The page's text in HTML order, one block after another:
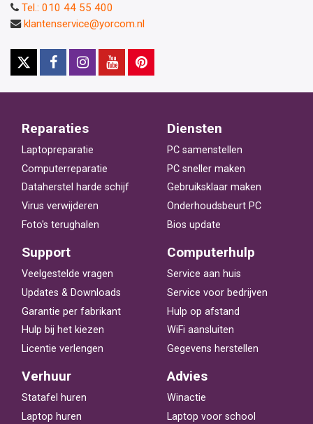
Tel.: 010 44 55 400
klantenservice@yorcom.nl
Reparaties
Laptopreparatie
Computerreparatie
Dataherstel harde schijf
Virus verwijderen
Foto's terughalen
Diensten
PC samenstellen
PC sneller maken
Gebruiksklaar maken
Onderhoudsbeurt PC
Bios update
Support
Veelgestelde vragen
Updates & Downloads
Garantie per fabrikant
Hulp bij het kiezen
Licentie verlengen
Computerhulp
Service aan huis
Service voor bedrijven
Hulp op afstand
WiFi aansluiten
Gegevens herstellen
Verhuur
Statafel huren
Laptop huren
Advies
Winactie
Laptop voor school